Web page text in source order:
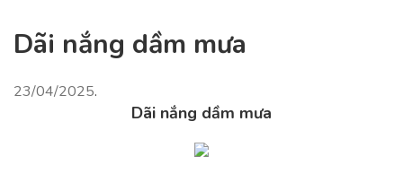
Dãi nắng dầm mưa
23/04/2025.
Dãi nắng dầm mưa